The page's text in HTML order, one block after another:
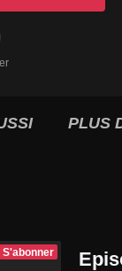
PLUS
S'abonner